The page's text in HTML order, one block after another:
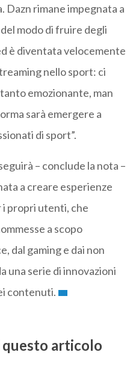
Dazn rimane impegnata a
modo di fruire degli
è diventata velocemente
nello sport: ci
emozionante, man
sarà emergere a
di sport”.
– conclude la nota –
a creare esperienze
propri utenti, che
a scopo
dal gaming e dai non
una serie di innovazioni
contenuti.
articolo